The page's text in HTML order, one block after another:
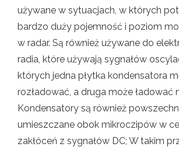
używane w sytuacjach, w których
bardzo duży pojemność i poziom
w radar. Są również używane do
radia, które używają sygnałów
których jedna płytka kondensatora
rozładować, a druga może ładować
Kondensatory są również
umieszczane obok mikroczipów w
zakłóceń z sygnałów DC; W takim